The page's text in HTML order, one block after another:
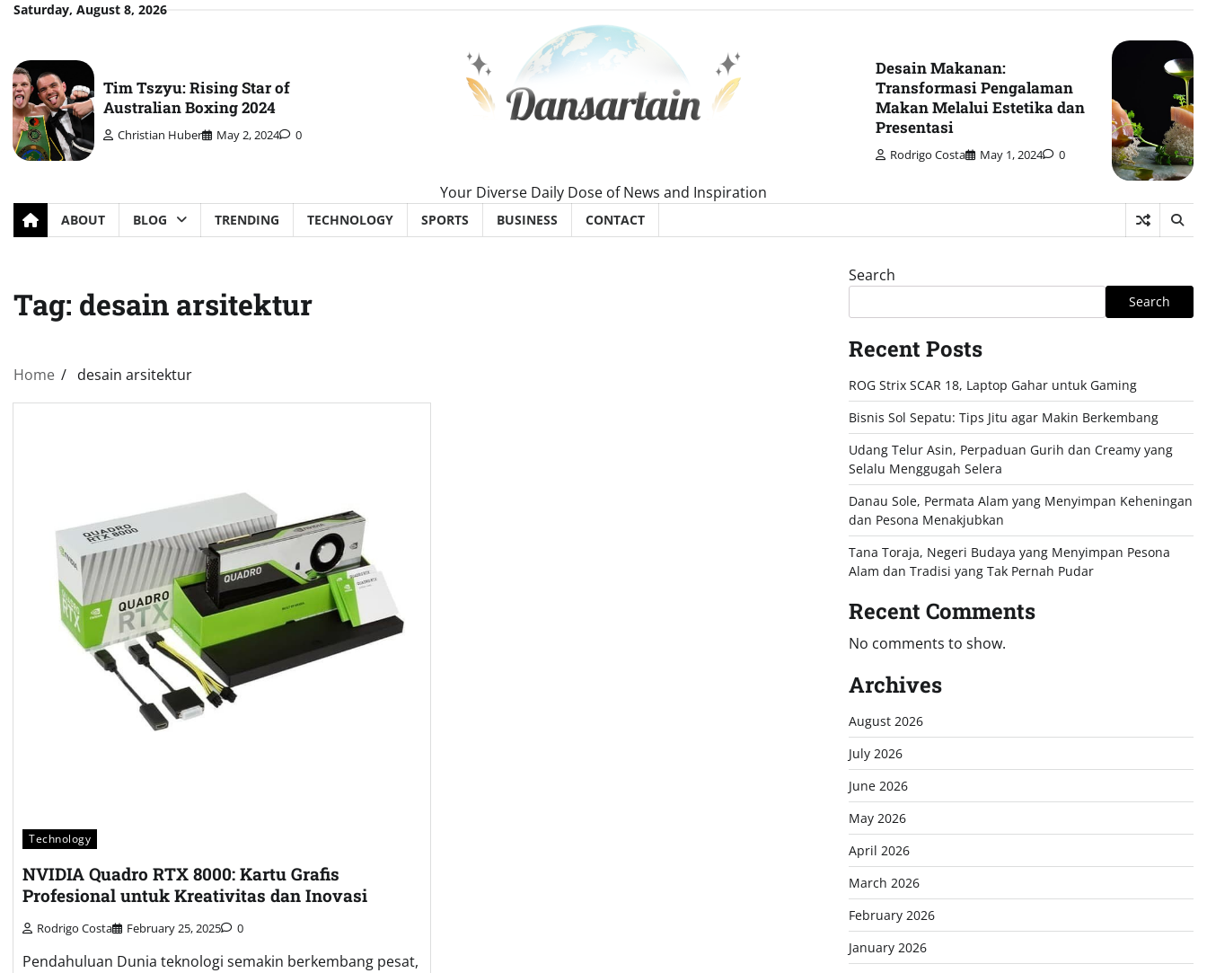
SkipSaturday, August 8, 2026
Tim Tszyu: Rising Star of
Australian Boxing 2024
Christian Huber May 2, 2024 0
Your Diverse Daily Dose of News and Inspiration
Desain Makanan:
Transformasi Pengalaman
Makan Melalui Estetika dan
Presentasi
Rodrigo Costa May 1, 2024 0
ABOUT BLOG TRENDING TECHNOLOGY SPORTS BUSINESS CONTACT
Tag: desain arsitektur
Home desain arsitektur
Technology
NVIDIA Quadro RTX 8000: Kartu Grafis
Profesional untuk Kreativitas dan Inovasi
Rodrigo Costa February 25, 2025 0
Pendahuluan Dunia teknologi semakin berkembang pesat,
Search
Search
Recent Posts
ROG Strix SCAR 18, Laptop Gahar untuk Gaming
Bisnis Sol Sepatu: Tips Jitu agar Makin Berkembang
Udang Telur Asin, Perpaduan Gurih dan Creamy yang
Selalu Menggugah Selera
Danau Sole, Permata Alam yang Menyimpan Keheningan
dan Pesona Menakjubkan
Tana Toraja, Negeri Budaya yang Menyimpan Pesona
Alam dan Tradisi yang Tak Pernah Pudar
Recent Comments
No comments to show.
Archives
August 2026
July 2026
June 2026
May 2026
April 2026
March 2026
February 2026
January 2026